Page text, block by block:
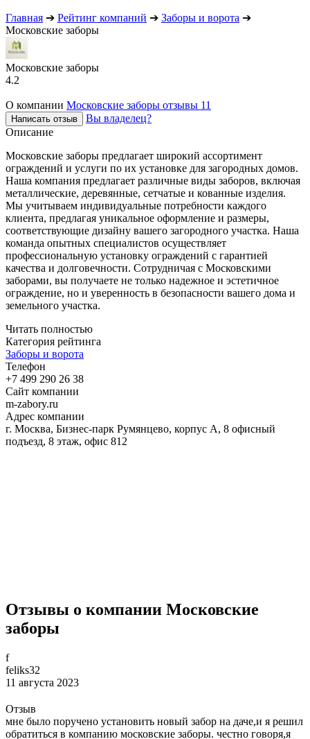
Главная ➔ Рейтинг компаний ➔ Заборы и ворота ➔
Московские заборы
Московские заборы
4.2
О компании Московские заборы отзывы 11
Написать отзыв
Вы владелец?
Описание
Московские заборы предлагает широкий ассортимент
ограждений и услуги по их установке для загородных домов.
Наша компания предлагает различные виды заборов, включая
металлические, деревянные, сетчатые и кованные изделия.
Мы учитываем индивидуальные потребности каждого
клиента, предлагая уникальное оформление и размеры,
соответствующие дизайну вашего загородного участка. Наша
команда опытных специалистов осуществляет
профессиональную установку ограждений с гарантией
качества и долговечности. Сотрудничая с Московскими
заборами, вы получаете не только надежное и эстетичное
ограждение, но и уверенность в безопасности вашего дома и
земельного участка.
Читать полностью
Категория рейтинга
Заборы и ворота
Телефон
+7 499 290 26 38
Сайт компании
m-zabory.ru
Адрес компании
г. Москва, Бизнес-парк Румянцево, корпус А, 8 офисный
подъезд, 8 этаж, офис 812
Отзывы о компании Московские
заборы
f
feliks32
11 августа 2023
Отзыв
мне было поручено установить новый забор на даче,и я решил
обратиться в компанию московские заборы. честно говоря,я